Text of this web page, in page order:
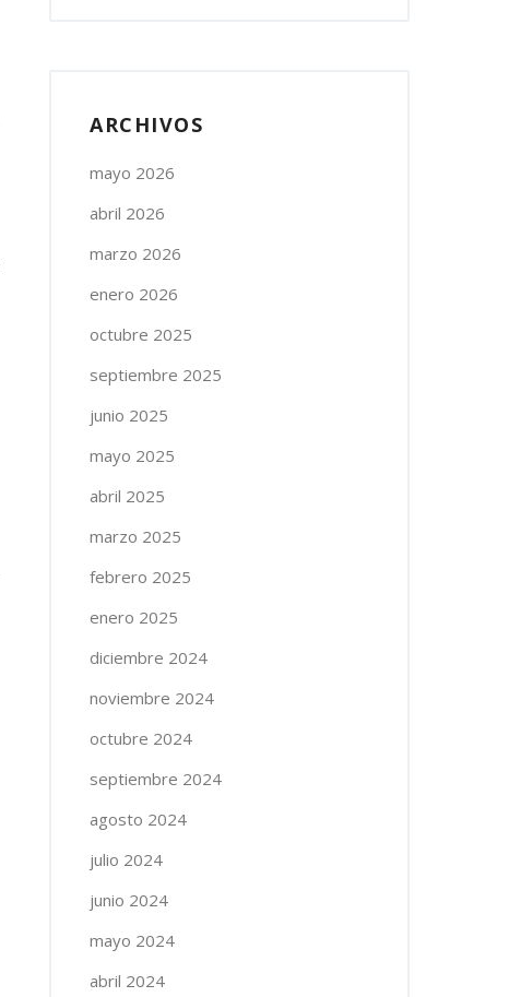
ARCHIVOS
mayo 2026
abril 2026
marzo 2026
enero 2026
octubre 2025
septiembre 2025
junio 2025
mayo 2025
abril 2025
marzo 2025
febrero 2025
enero 2025
diciembre 2024
noviembre 2024
octubre 2024
septiembre 2024
agosto 2024
julio 2024
junio 2024
mayo 2024
abril 2024